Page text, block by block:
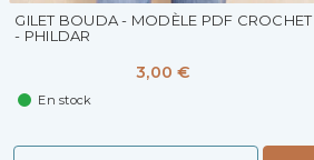
GILET BOUDA - MODÈLE PDF CROCHET
- PHILDAR
3,00 €
En stock